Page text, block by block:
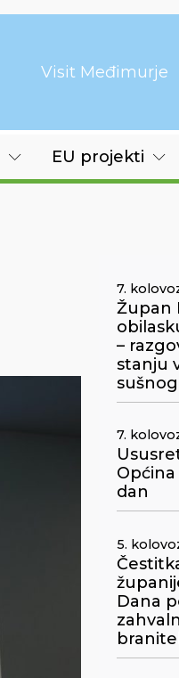
Visit Međimurje
EU projekti
7.
Župan
–
stanju
7.
dan
5.
Dana